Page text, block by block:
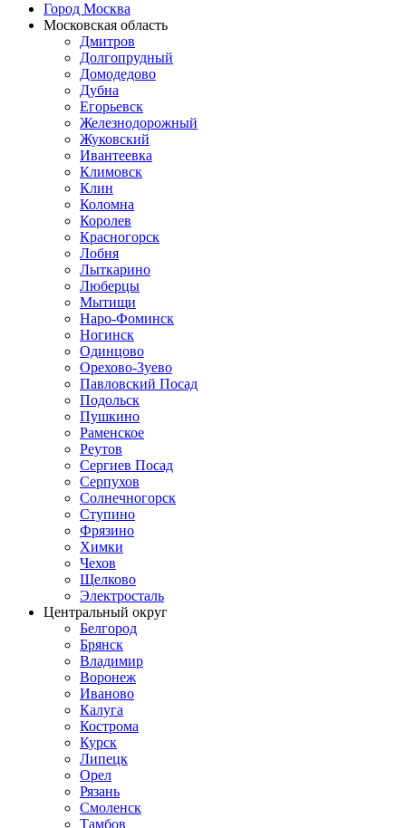
Город Москва
Московская область
Дмитров
Долгопрудный
Домодедово
Дубна
Егорьевск
Железнодорожный
Жуковский
Ивантеевка
Климовск
Клин
Коломна
Королев
Красногорск
Лобня
Лыткарино
Люберцы
Мытищи
Наро-Фоминск
Ногинск
Одинцово
Орехово-Зуево
Павловский Посад
Подольск
Пушкино
Раменское
Реутов
Сергиев Посад
Серпухов
Солнечногорск
Ступино
Фрязино
Химки
Чехов
Щелково
Электросталь
Центральный округ
Белгород
Брянск
Владимир
Воронеж
Иваново
Калуга
Кострома
Курск
Липецк
Орел
Рязань
Смоленск
Тамбов